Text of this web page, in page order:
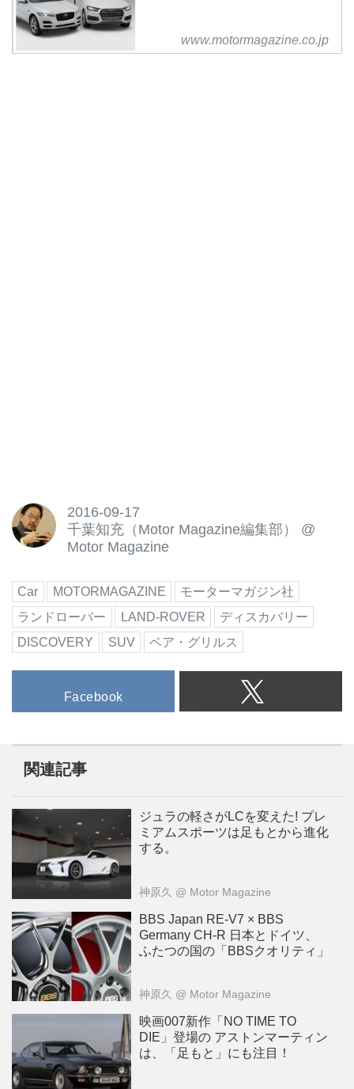
www.motormagazine.co.jp
2016-09-17
千葉知充（Motor Magazine編集部）
@
Motor Magazine
Car MOTORMAGAZINE
モーターマガジン社
ランドローバー
LAND-ROVER
ディスカバリー
DISCOVERY
SUV ベア・グリルス
Facebook
関連記事
ジュラの軽さがLCを変えた! プレ
ミアムスポーツは足もとから進化
する。
神原久 @ Motor Magazine
BBS Japan RE-V7 × BBS
Germany CH-R 日本とドイツ、
ふたつの国の「BBSクオリティ」
神原久 @ Motor Magazine
映画007新作「NO TIME TO
DIE」登場の アストンマーティン
は、「足もと」にも注目！